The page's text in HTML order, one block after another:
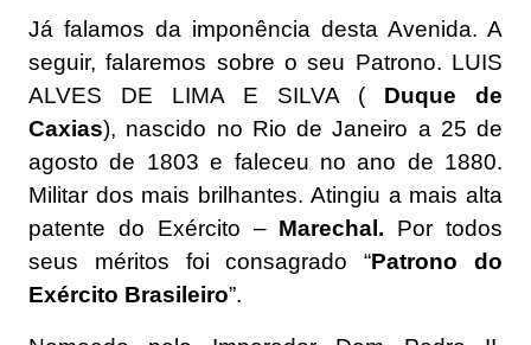
Já falamos da imponência desta Avenida. A
seguir, falaremos sobre o seu Patrono. LUIS
ALVES DE LIMA E SILVA ( Duque de
Caxias), nascido no Rio de Janeiro a 25 de
agosto de 1803 e faleceu no ano de 1880.
Militar dos mais brilhantes. Atingiu a mais alta
patente do Exército – Marechal. Por todos
seus méritos foi consagrado “Patrono do
Exército Brasileiro”.